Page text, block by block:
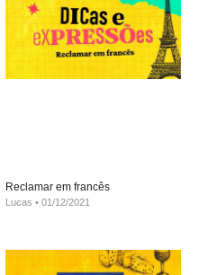
Reclamar em francês
Lucas 01/12/2021